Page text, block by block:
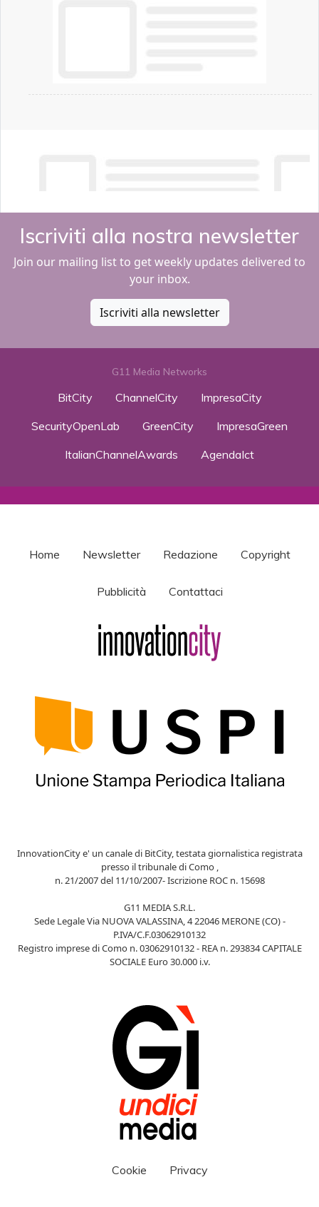
Iscriviti alla nostra newsletter
Join our mailing list to get weekly updates delivered to
your inbox.
Iscriviti alla newsletter
G11 Media Networks
BitCity ChannelCity
ImpresaCity
SecurityOpenLab
GreenCity
ImpresaGreen
ItalianChannelAwards
AgendaIct
Home Newsletter Redazione Copyright
Pubblicità Contattaci
InnovationCity e' un canale di BitCity, testata giornalistica registrata
presso il tribunale di Como ,
n. 21/2007 del 11/10/2007- Iscrizione ROC n. 15698
G11 MEDIA S.R.L.
Sede Legale Via NUOVA VALASSINA, 4 22046 MERONE (CO) -
P.IVA/C.F.03062910132
Registro imprese di Como n. 03062910132 - REA n. 293834 CAPITALE
SOCIALE Euro 30.000 i.v.
Cookie Privacy